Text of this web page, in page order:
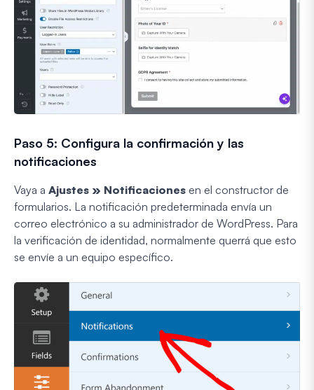
Paso 5: Configura la confirmación y las
notificaciones
Vaya a Ajustes » Notificaciones en el constructor de
formularios. La notificación predeterminada envía un
correo electrónico a su administrador de WordPress. Para
la verificación de identidad, normalmente querrá que esto
se envíe a un equipo específico.